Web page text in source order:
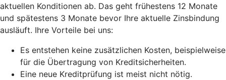
aktuellen Konditionen ab. Das geht frühestens 12 Monate
und spätestens 3 Monate bevor Ihre aktuelle Zinsbindung
ausläuft. Ihre Vorteile bei uns:
Es entstehen keine zusätzlichen Kosten, beispielweise
für die Übertragung von Kreditsicherheiten.
Eine neue Kreditprüfung ist meist nicht nötig.